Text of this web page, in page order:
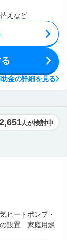
えなど
金の詳細を見る
2,651 人が検討中
ヒートポンプ・
設置、家庭用燃